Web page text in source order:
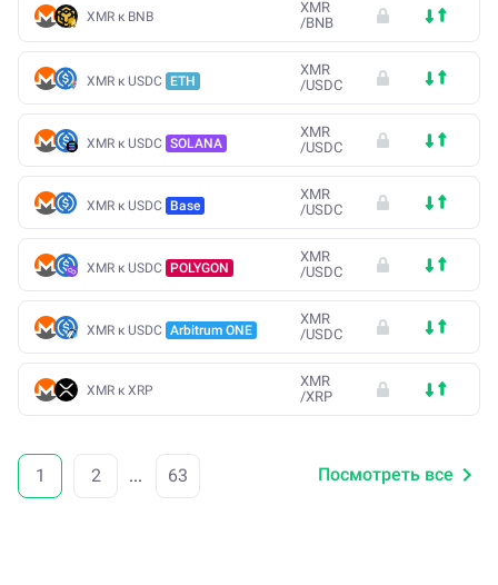
XMR к BNB
XMR
/BNB
XMR к USDC ETH
XMR
/USDC
XMR к USDC SOLANA
XMR
/USDC
XMR к USDC Base
XMR
/USDC
XMR к USDC POLYGON
XMR
/USDC
XMR к USDC Arbitrum ONE
XMR
/USDC
XMR к XRP
XMR
/XRP
1 2 ... 63 Посмотреть все